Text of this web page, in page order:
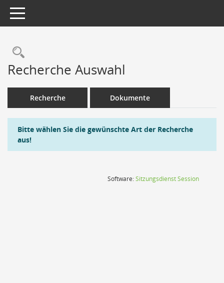
Toggle navigation
Rechercheauswahl
Recherche Auswahl
Recherche Dokumente
Bitte wählen Sie die gewünschte Art der Recherche
aus!
Software:SitzungsdienstSession(Wird in